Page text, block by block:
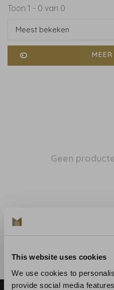
This website uses cookies
We use cookies to
provide social media
Toon 1 - 0 van 0
Meest bekeken
Geen